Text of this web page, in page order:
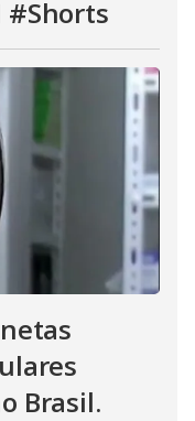
#Shorts
Brasil.